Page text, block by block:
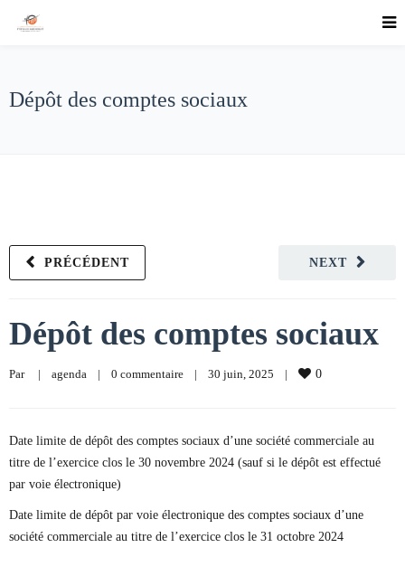
Dépôt des comptes sociaux
NEXT
PRÉCÉDENT
Dépôt des comptes sociaux
Par | agenda | 0 commentaire | 30 juin, 2025 | 0
Date limite de dépôt des comptes sociaux d’une société commerciale au
titre de l’exercice clos le 30 novembre 2024 (sauf si le dépôt est effectué
par voie électronique)
Date limite de dépôt par voie électronique des comptes sociaux d’une
société commerciale au titre de l’exercice clos le 31 octobre 2024